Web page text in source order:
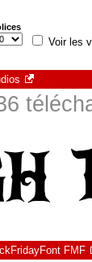
Voir les
FMF